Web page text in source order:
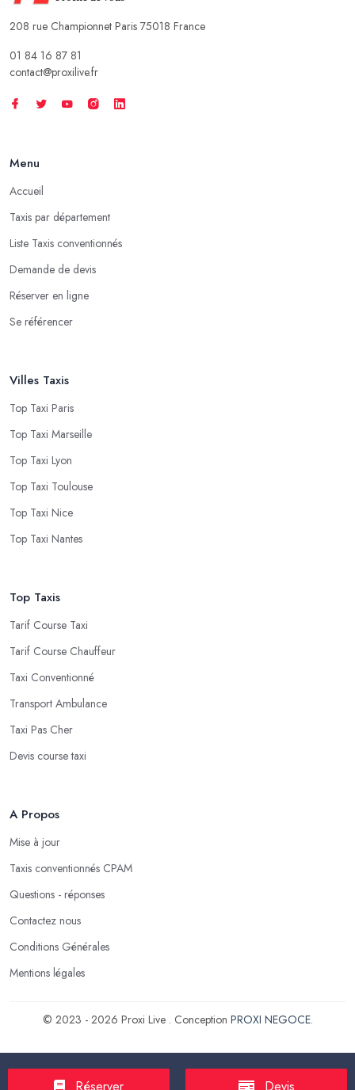
208 rue Championnet Paris 75018 France
01 84 16 87 81
contact@proxilive.fr
Menu
Accueil
Taxis par département
Liste Taxis conventionnés
Demande de devis
Réserver en ligne
Se référencer
Villes Taxis
Top Taxi Paris
Top Taxi Marseille
Top Taxi Lyon
Top Taxi Toulouse
Top Taxi Nice
Top Taxi Nantes
Top Taxis
Tarif Course Taxi
Tarif Course Chauffeur
Taxi Conventionné
Transport Ambulance
Taxi Pas Cher
Devis course taxi
A Propos
Mise à jour
Taxis conventionnés CPAM
Questions - réponses
Contactez nous
Conditions Générales
Mentions légales
© 2023 - 2026 Proxi Live . Conception PROXI NEGOCE.